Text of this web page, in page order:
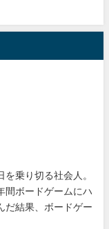
を乗り切る社会人。
間ボードゲームにハ
だ結果、ボードゲー